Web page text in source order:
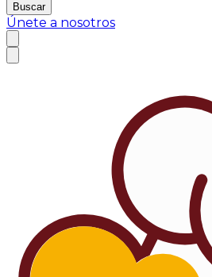
Buscar
Únete a nosotros